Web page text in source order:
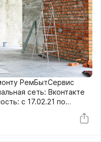
РемБытСервис
сеть: Вконтакте
c 17.02.21 по